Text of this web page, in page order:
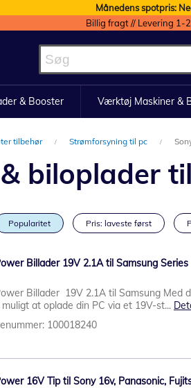
Månedens spotpris:
Billig fragt // Levering 1-
& Booster Værktøj Maskiner &
tilbehør Strømforsyning til pc
biloplader
Popularitet Pris: laveste først
Billader 19V 2.1A til Samsung Series
Billader 19V 2.1A til Samsung Med
at oplade din PC via et 19V-st...
100018240
16V Tip til Sony 16v, Panasonic,